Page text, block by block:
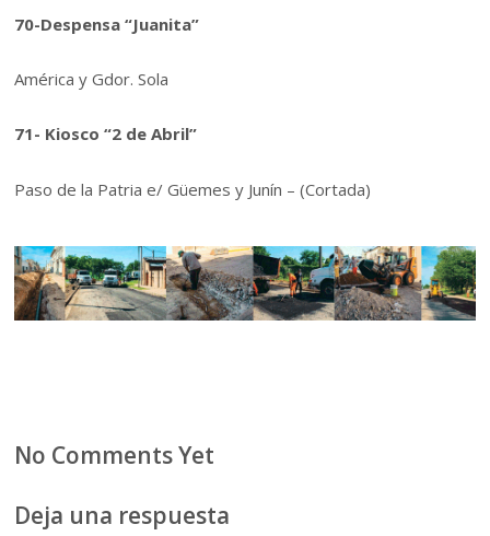
70-Despensa “Juanita”
América y Gdor. Sola
71- Kiosco “2 de Abril”
Paso de la Patria e/ Güemes y Junín – (Cortada)
No Comments Yet
Deja una respuesta